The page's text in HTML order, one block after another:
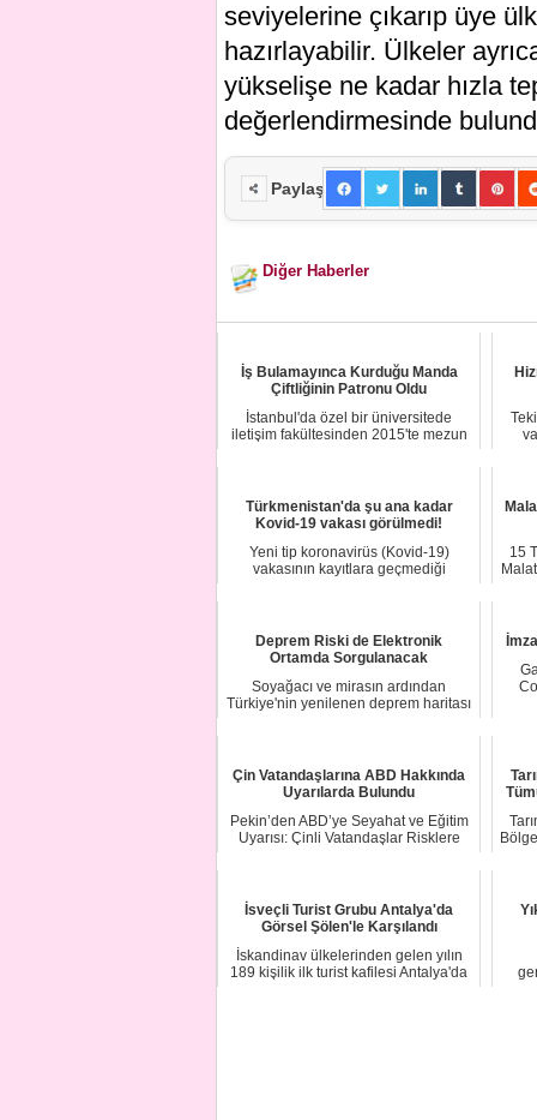
seviyelerine çıkarıp üye
hazırlayabilir. Ülkeler
yükselişe ne kadar hızla
değerlendirmesinde
Paylaş
Diğer Haberler
İş Bulamayınca Kurduğu Manda
Çiftliğinin Patronu Oldu
İstanbul'da özel bir üniversitede
iletişim fakültesinden 2015'te mezun
Türkmenistan'da şu ana kadar
Kovid-19 vakası görülmedi!
Yeni tip koronavirüs (Kovid-19)
vakasının kayıtlara geçmediği
15
Deprem Riski de Elektronik
Ortamda Sorgulanacak
Soyağacı ve mirasın ardından
Türkiye'nin yenilenen deprem haritası
Çin Vatandaşlarına ABD Hakkında
Uyarılarda Bulundu
Pekin’den ABD’ye Seyahat ve Eğitim
Uyarısı: Çinli Vatandaşlar Risklere
İsveçli Turist Grubu Antalya'da
Görsel Şölen'le Karşılandı
İskandinav ülkelerinden gelen yılın
189 kişilik ilk turist kafilesi Antalya'da